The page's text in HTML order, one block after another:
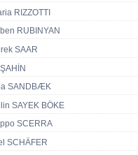
RIZZOTTI
RUBINYAN
SAAR
SANDBÆK
SAYEK BÖKE
SCERRA
SCHÄFER